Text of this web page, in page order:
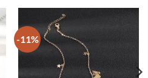
-11%